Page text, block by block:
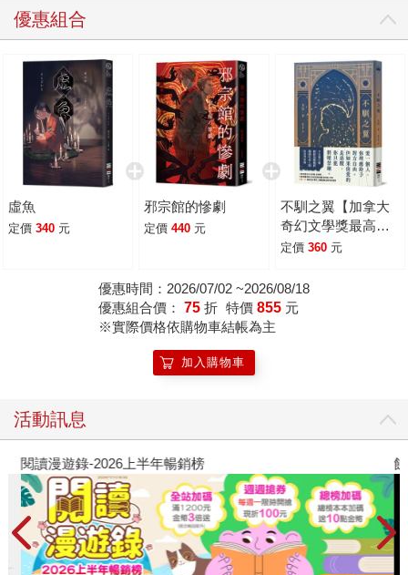
友小金一起踏上了追溯真相之旅。 對於父母雙雙命喪悲慘事
故的三?來說，怪談並不純粹是一種娛樂，更像是心靈的支
三?和小金遭遇了許多怪事。這趟奇異的旅程，使得三?的心
情產生了變化，重新思考「怪談對自己的意義」，同時也迫
使各懷祕密的兩人，正視「心中最深的恐懼」。 近年來，講
述怪談在日本成為一種新的娛樂。像三?這樣舉辦活動、出
書、撰寫怪談的人愈來愈多，「去發掘往昔的事件，或他人
遭遇的悲劇，以有趣又詭異的方式述說」，似乎有種令人難
以抗拒的魅力。當中可能有著想再見逝去的人一面的願望，
或是隱藏著人們心底的幽暗慾望。在《虛魚》裡，主角們在
為，恐怖小說最吸引人的一點，就是「顛覆我們認知的世
界」，因此《虛魚》的筆觸並不煽情，也不執著於描繪恐怖
血腥的場景。主角們追溯怪談，卻彷彿觸發了連鎖效應，不
斷冒出更多相關的怪談，讓人不禁聯想到小野不由美的名作
《殘穢》。然而，儘管出發點與《殘穢》相似，迎向的結局
的，究竟是怎樣的故事？等待你一起來追逐那條不可思議的
魚。
優惠組合
虛魚
定價 340 元
邪宗館的慘劇
定價 440 元
不馴之翼【加拿大
奇幻文學獎最高榮
耀「極光獎」得獎
定價 360 元
優惠時間：2026/07/02 ~2026/08/18
優惠組合價： 75 折 特價 855 元
※實際價格依購物車結帳為主
加入購物車
活動訊息
閱讀漫遊錄-2026上半年暢銷榜